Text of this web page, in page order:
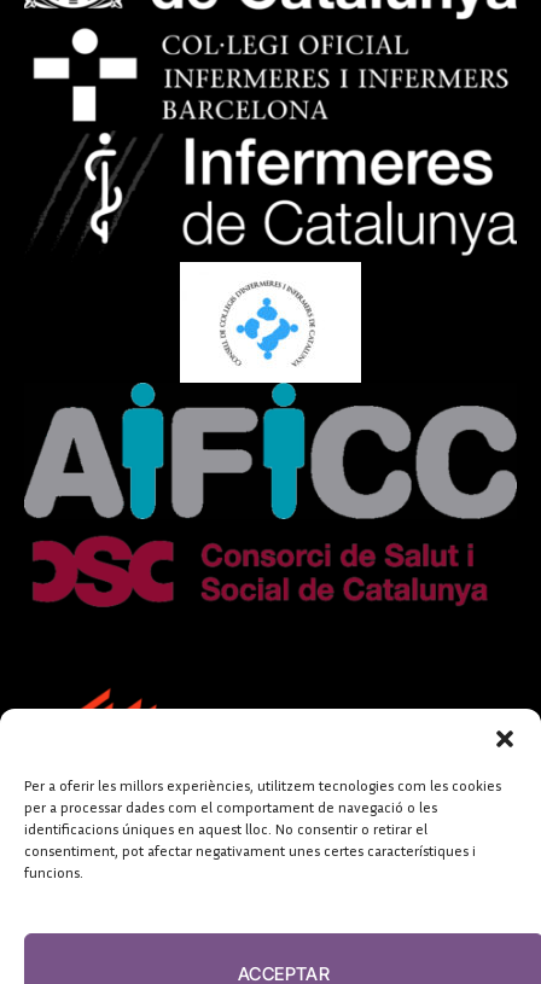
Per a oferir les millors experiències, utilitzem tecnologies com les cookies
per a processar dades com el comportament de navegació o les
identificacions úniques en aquest lloc. No consentir o retirar el
consentiment, pot afectar negativament unes certes característiques i
funcions.
ACCEPTAR
FUNDACIÓ